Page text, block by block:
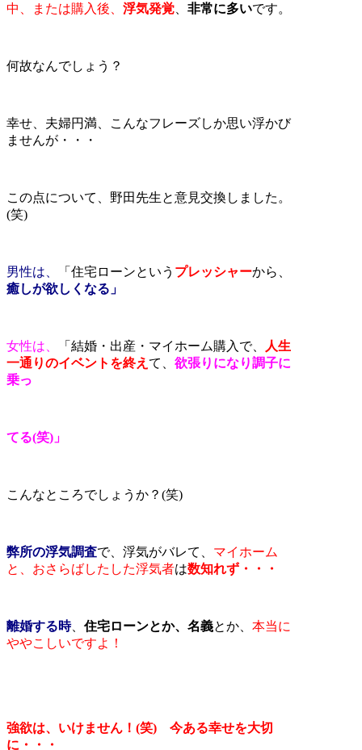
中、または購入後、 浮気発覚 非常に多いです。
何故なんでしょう？
幸せ、夫婦円満、こんなフレーズしか思い浮かび
ませんが・・・
この点について、野田先生と意見交換しました。
(笑)
男性は、 「住宅ローンという プレッシャーから、
癒しが欲しくなる」
女性は、 「結婚・出産・マイホーム購入で、
人生
一通りのイベントを終え て、 欲張りになり調子に
乗っ
てる(笑)」
こんなところでしょうか？(笑)
弊所の浮気調査で、浮気がバレて、 マイホーム
と、おさらばしたした浮気者は数知れず・・・
離婚する時、 住宅ローンとか、名義とか、 本当に
ややこしいですよ！
強欲は、いけません！(笑) 今ある幸せを大切
に・・・